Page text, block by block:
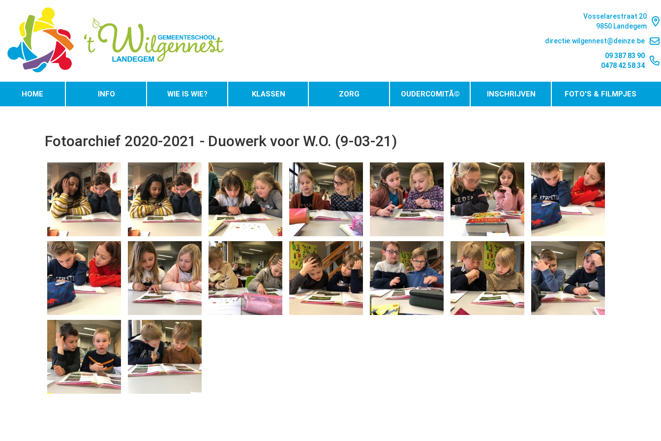
Vosselarestraat 20
9850 Landegem
directie.wilgennest@deinze.be
09 387 83 90
0478 42 58 34
HOME INFO WIE IS WIE? KLASSEN ZORG OUDERCOMITÃ© INSCHRIJVEN FOTO'S & FILMPJES
Fotoarchief 2020-2021 - Duowerk voor W.O. (9-03-21)